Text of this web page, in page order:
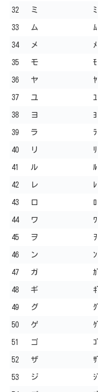
32 ミ ﾐ
33 ム ﾑ
34 メ ﾒ
35 モ ﾓ
36 ヤ ﾔ
37 ユ ﾕ
38 ヨ ﾖ
39 ラ ﾗ
40 リ ﾘ
41 ル ﾙ
42 レ ﾚ
43 ロ ﾛ
44 ワ
ﾜ
45
ヲ ｦ
46 ン ﾝ
47 ガ ｶﾞ
48 ギ ｷﾞ
49 グ ｸﾞ
50 ゲ ｹﾞ
51 ゴ ｺﾞ
52 ザ ｻﾞ
53 ジ ｼﾞ